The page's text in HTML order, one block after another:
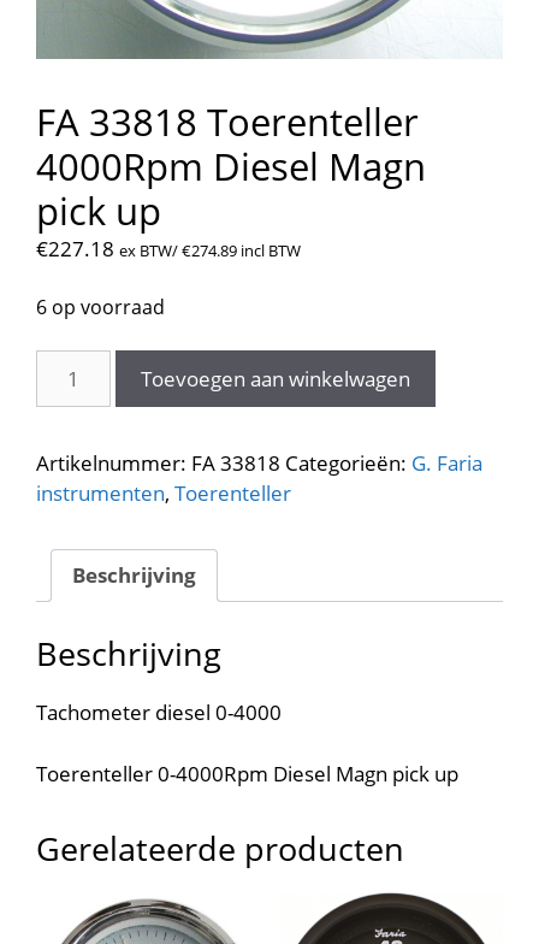
FA 33818 Toerenteller
4000Rpm Diesel Magn
pick up
€227.18 ex BTW/€274.89 incl BTW
6 op voorraad
33818
4000Rpm
Diesel
pick
aantal
Toevoegen aan winkelwagen
Artikelnummer: FA 33818 Categorieën: G. Faria
instrumenten, Toerenteller
Beschrijving
Beschrijving
Tachometer diesel 0-4000
Toerenteller 0-4000Rpm Diesel Magn pick up
Gerelateerde producten